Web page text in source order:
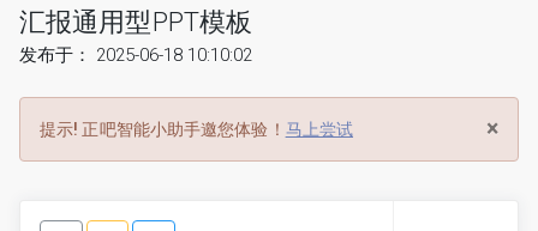
汇报通用型PPT模板
发布于： 2025-06-18 10:10:02
×
提示! 正吧智能小助手邀您体验！ 马上尝试